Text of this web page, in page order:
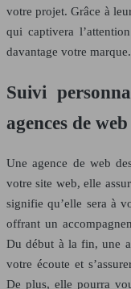
votre projet. Grâce à
qui captivera
davantage votre marque.
Suivi
agences de
Une agence de web
votre site web, elle
signifie qu’elle sera à
offrant un
Du début à la fin, une
votre écoute et
De plus, elle pourra